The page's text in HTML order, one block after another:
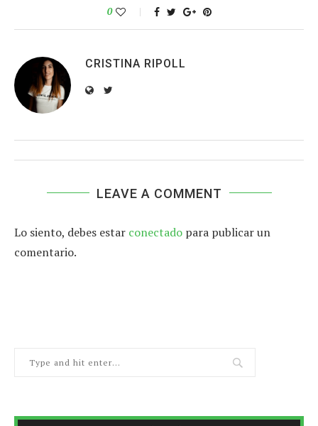
0
CRISTINA RIPOLL
LEAVE A COMMENT
Lo siento, debes estar conectado para publicar un
comentario.